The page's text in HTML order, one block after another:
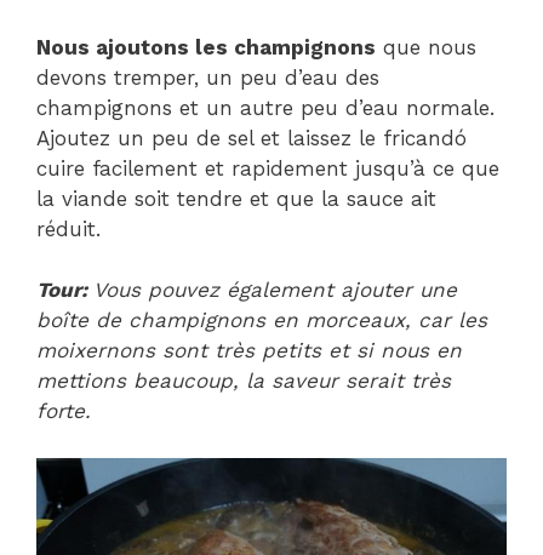
Nous ajoutons les champignons que nous
devons tremper, un peu d’eau des
champignons et un autre peu d’eau normale.
Ajoutez un peu de sel et laissez le fricandó
cuire facilement et rapidement jusqu’à ce que
la viande soit tendre et que la sauce ait
réduit.
Tour:Vous pouvez également ajouter une
boîte de champignons en morceaux, car les
moixernons sont très petits et si nous en
mettions beaucoup, la saveur serait très
forte.